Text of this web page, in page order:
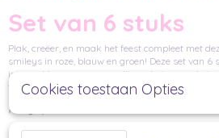
Set van 6 stuks
Plak, creëer, en maak het feest compleet met
smileys in roze, blauw en groen! Deze set van 6
intense kleuren, waarmee jij een betoverende
toevoegt.
Party Specs:
Cookies toestaan Opties